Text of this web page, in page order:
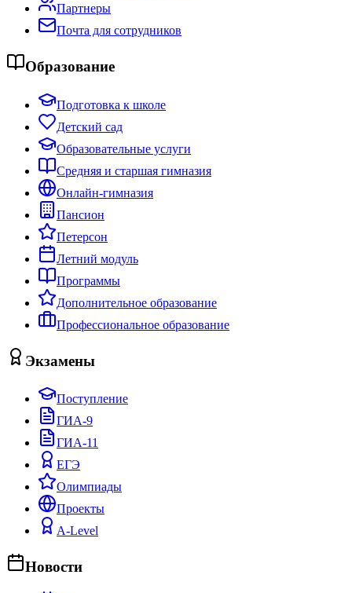
Партнеры
Почта для сотрудников
Образование
Подготовка к школе
Детский сад
Образовательные услуги
Средняя и старшая гимназия
Онлайн-гимназия
Пансион
Петерсон
Летний модуль
Программы
Дополнительное образование
Профессиональное образование
Экзамены
Поступление
ГИА-9
ГИА-11
ЕГЭ
Олимпиады
Проекты
A-Level
Новости